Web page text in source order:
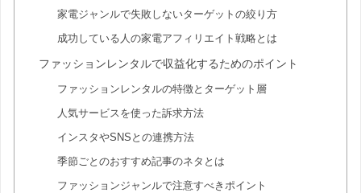
家電ジャンルで失敗しないターゲットの絞り方
成功している人の家電アフィリエイト戦略とは
ファッションレンタルで収益化するためのポイント
ファッションレンタルの特徴とターゲット層
人気サービスを使った訴求方法
インスタやSNSとの連携方法
季節ごとのおすすめ記事のネタとは
ファッションジャンルで注意すべきポイント